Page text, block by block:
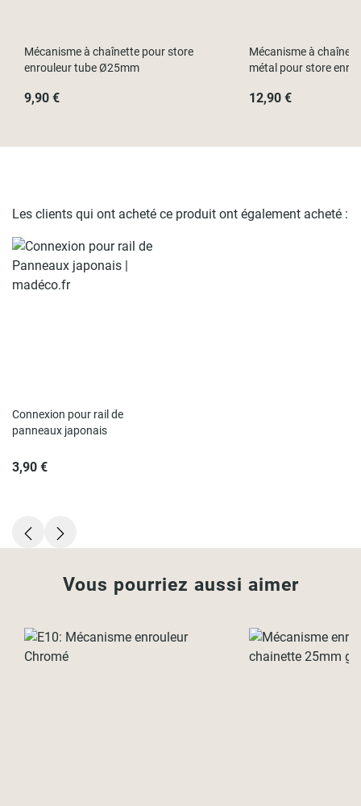
Mécanisme à chaînette pour store
enrouleur tube Ø25mm
9,90 €
Mécanisme à
métal pour store
12,90 €
Les clients qui ont acheté ce produit ont également acheté :
Connexion pour rail de
panneaux japonais
3,90 €
Vous pourriez aussi aimer